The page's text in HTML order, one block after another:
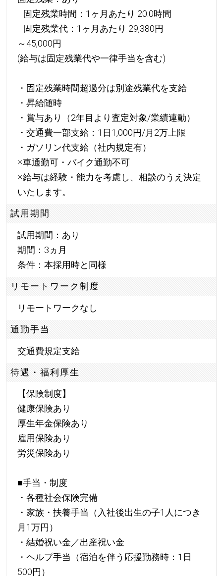
固定残業時間：1ヶ月あたり 20.0時間
固定残業代：1ヶ月あたり 29,380円
～45,000円
(給与は固定残業代や一律手当を含む)
・固定残業時間超過分は別途残業代を支給
・昇給随時
・賞与あり（2年目より査定対象/業績連動）
・交通費一部支給：1日1,000円/月2万上限
・ガソリン代支給（社内規定有）
※車通勤可・バイク通勤不可
※給与は経験・能力を考慮し、相談のうえ決定
いたします。
試用期間
試用期間：あり
期間：3ヵ月
条件：本採用時と同様
リモートワーク制度
リモートワークなし
通勤手当
交通費規定支給
待遇・福利厚生
【保険制度】
健康保険あり
厚生年金保険あり
雇用保険あり
労災保険あり
■手当・制度
・各種社会保険完備
・家族・扶養手当（入社後出生の子1人につき
月1万円）
・結婚祝い金／出産祝い金
・ヘルプ手当（宿泊を伴う応援勤務時：1日
500円）